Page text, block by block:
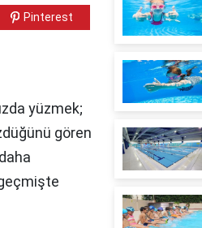
Pinterest
yüzmek;
gören